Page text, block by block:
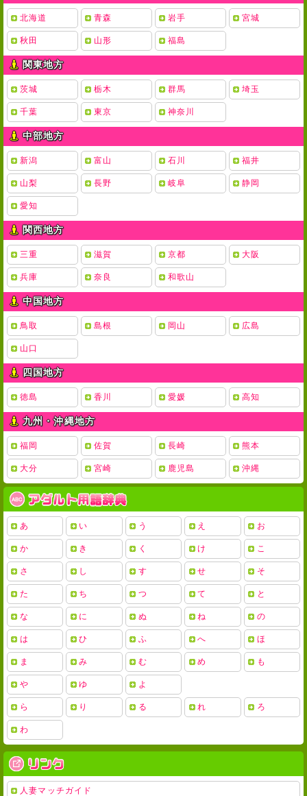
北海道 青森 岩手 宮城
秋田 山形 福島
関東地方
茨城 栃木 群馬 埼玉
千葉 東京 神奈川
中部地方
新潟 富山 石川 福井
山梨 長野 岐阜 静岡
愛知
関西地方
三重 滋賀 京都 大阪
兵庫 奈良 和歌山
中国地方
鳥取 島根 岡山 広島
山口
四国地方
徳島 香川 愛媛 高知
九州・沖縄地方
福岡 佐賀 長崎 熊本
大分 宮崎 鹿児島 沖縄
あ い う え お
か き く け こ
さ し す せ そ
た ち つ て と
な に ぬ ね の
は ひ ふ へ ほ
ま み む め も
や ゆ よ
ら り る れ ろ
わ
人妻マッチガイド